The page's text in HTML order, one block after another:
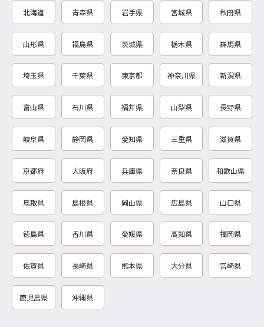
北海道 青森県 岩手県 宮城県 秋田県
山形県 福島県 茨城県 栃木県 群馬県
埼玉県 千葉県 東京都 神奈川県 新潟県
富山県 石川県 福井県 山梨県 長野県
岐阜県 静岡県 愛知県 三重県 滋賀県
京都府 大阪府 兵庫県 奈良県 和歌山県
鳥取県 島根県 岡山県 広島県 山口県
徳島県 香川県 愛媛県 高知県 福岡県
佐賀県 長崎県 熊本県 大分県 宮崎県
鹿児島県 沖縄県